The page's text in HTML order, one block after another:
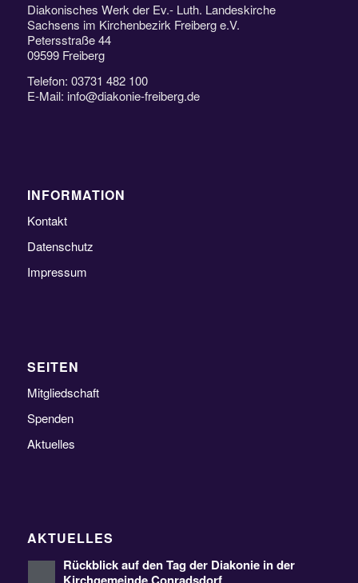
Diakonisches Werk der Ev.- Luth. Landeskirche
Sachsens im Kirchenbezirk Freiberg e.V.
Petersstraße 44
09599 Freiberg
Telefon: 03731 482 100
E-Mail: info@diakonie-freiberg.de
INFORMATION
Kontakt
Datenschutz
Impressum
SEITEN
Mitgliedschaft
Spenden
Aktuelles
AKTUELLES
Rückblick auf den Tag der Diakonie in der